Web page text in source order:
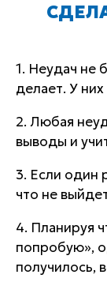
1. Неудач не
делает. У
2. Любая
выводы и
3. Если один
что не
4. Планируя
попробую»,
получилось,